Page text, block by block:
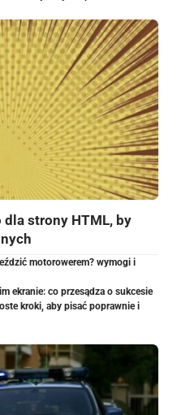
dla strony HTML, by
motorowerem? wymogi i
ekranie: co przesądza o sukcesie
kroki, aby pisać poprawnie i